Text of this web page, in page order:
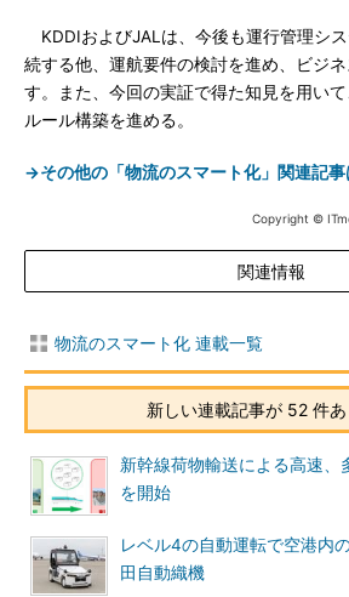
KDDIおよびJALは、今後も運行管理シ
続する他、運航要件の検討を進め、ビジ
す。また、今回の実証で得た知見を用い
ルール構築を進める。
→その他の「物流のスマート化」関連記事
Copyright ©
関連情報
物流のスマート化 連載一覧
新しい連載記事が 52 件
新幹線荷物輸送による高速、
を開始
レベル4の自動運転で空港内
田自動織機